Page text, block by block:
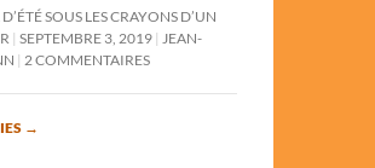
SOUS LES CRAYONS D’UN
SEPTEMBRE 3, 2019
JEAN-
2 COMMENTAIRES
→